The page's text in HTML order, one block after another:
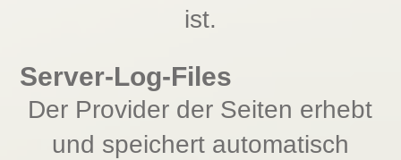
ist.
Server-Log-Files
Der Provider der Seiten erhebt
und speichert automatisch